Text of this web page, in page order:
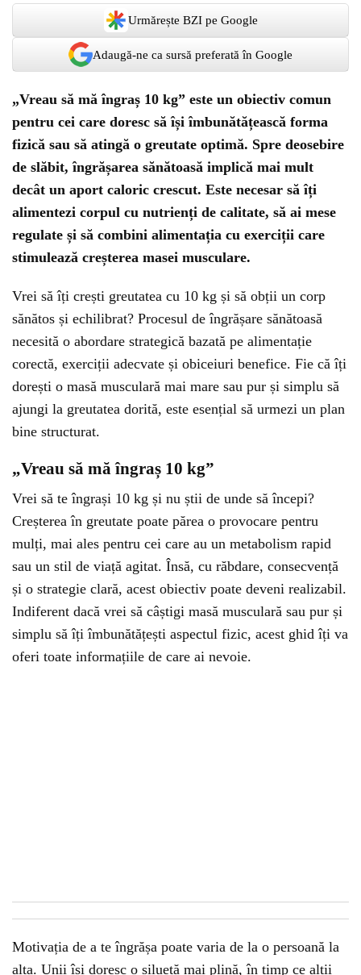
Urmărește BZI pe Google
Adaugă-ne ca sursă preferată în Google
„Vreau să mă îngraș 10 kg” este un obiectiv comun
pentru cei care doresc să își îmbunătățească forma
fizică sau să atingă o greutate optimă. Spre deosebire
de slăbit, îngrășarea sănătoasă implică mai mult
decât un aport caloric crescut. Este necesar să îți
alimentezi corpul cu nutrienți de calitate, să ai mese
regulate și să combini alimentația cu exerciții care
stimulează creșterea masei musculare.
Vrei să îți crești greutatea cu 10 kg și să obții un corp
sănătos și echilibrat? Procesul de îngrășare sănătoasă
necesită o abordare strategică bazată pe alimentație
corectă, exerciții adecvate și obiceiuri benefice. Fie că îți
dorești o masă musculară mai mare sau pur și simplu să
ajungi la greutatea dorită, este esențial să urmezi un plan
bine structurat.
„Vreau să mă îngraș 10 kg”
Vrei să te îngrași 10 kg și nu știi de unde să începi?
Creșterea în greutate poate părea o provocare pentru
mulți, mai ales pentru cei care au un metabolism rapid
sau un stil de viață agitat. Însă, cu răbdare, consecvență
și o strategie clară, acest obiectiv poate deveni realizabil.
Indiferent dacă vrei să câștigi masă musculară sau pur și
simplu să îți îmbunătățești aspectul fizic, acest ghid îți va
oferi toate informațiile de care ai nevoie.
Motivația de a te îngrășa poate varia de la o persoană la
alta. Unii își doresc o siluetă mai plină, în timp ce alții